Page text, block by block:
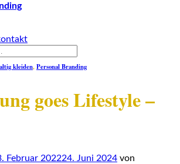
kleiden,Personal Branding
goes Lifestyle –
Februar 202224. Juni 2024 von